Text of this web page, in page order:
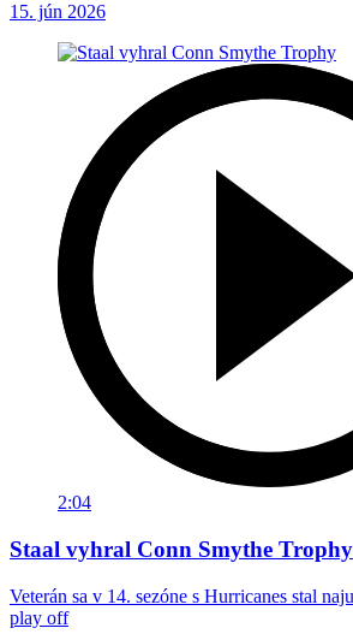
15. jún 2026
2:04
Staal vyhral Conn Smythe Trophy
Veterán sa v 14. sezóne s Hurricanes stal
play off